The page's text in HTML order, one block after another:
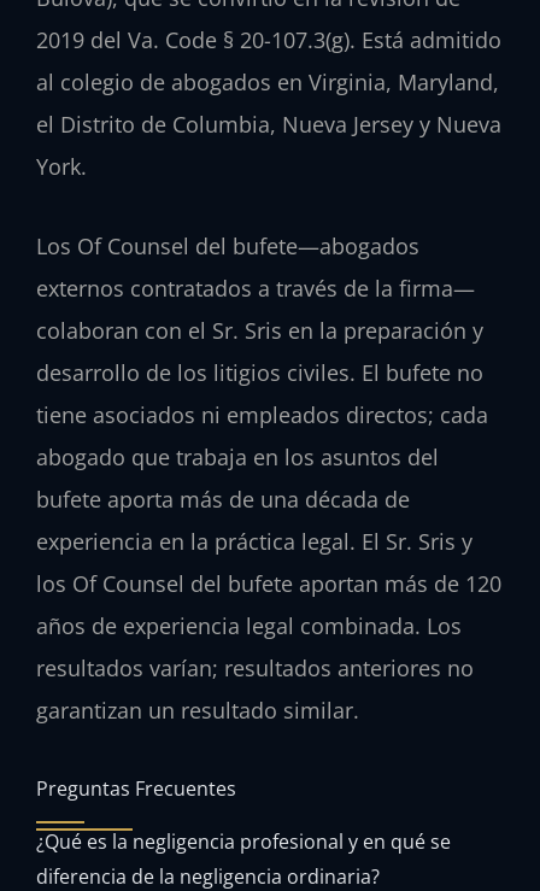
2019 del Va. Code § 20-107.3(g). Está admitido
al colegio de abogados en Virginia, Maryland,
el Distrito de Columbia, Nueva Jersey y Nueva
York.
Los Of Counsel del bufete—abogados
externos contratados a través de la firma—
colaboran con el Sr. Sris en la preparación y
desarrollo de los litigios civiles. El bufete no
tiene asociados ni empleados directos; cada
abogado que trabaja en los asuntos del
bufete aporta más de una década de
experiencia en la práctica legal. El Sr. Sris y
los Of Counsel del bufete aportan más de 120
años de experiencia legal combinada. Los
resultados varían; resultados anteriores no
garantizan un resultado similar.
Preguntas Frecuentes
¿Qué es la negligencia profesional y en qué se
diferencia de la negligencia ordinaria?